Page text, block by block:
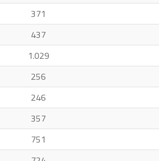
371
437
1.029
256
246
357
751